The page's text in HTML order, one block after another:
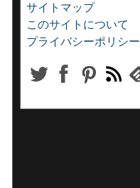
サイトマップ
このサイトについて
プライバシーポリシー